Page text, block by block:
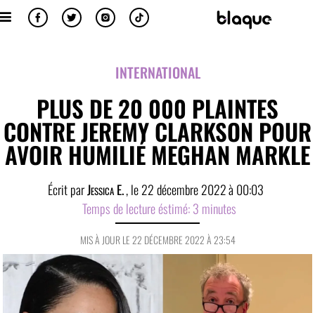
INTERNATIONAL
PLUS DE 20 000 PLAINTES
CONTRE JEREMY CLARKSON POUR
AVOIR HUMILIÉ MEGHAN MARKLE
Écrit parJessica E., le22 décembre 2022à 00:03
Temps de lecture éstimé: 3 minutes
MIS À JOUR LE 22 DÉCEMBRE 2022 À 23:54